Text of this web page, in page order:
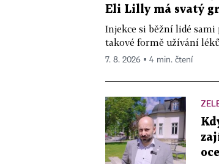
Eli Lilly má svatý
Injekce si běžní lidé
takové formě užívání
7. 8. 2026 ▪ 4 min. čtení